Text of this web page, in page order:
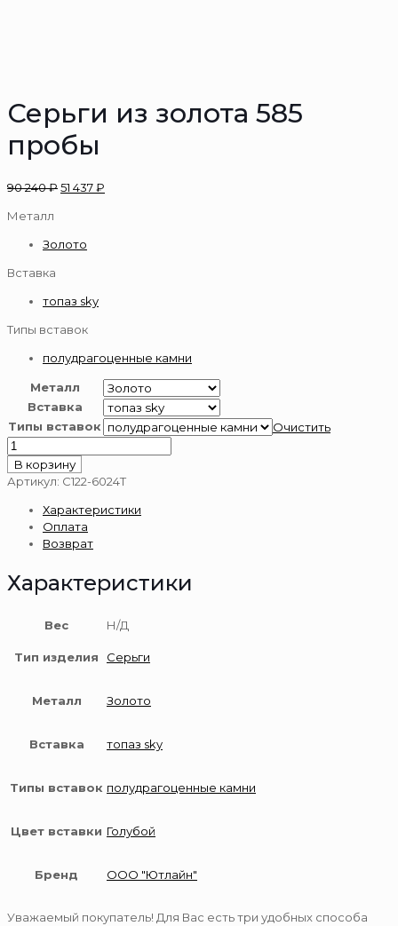
Серьги из золота 585
пробы
90 240₽51 437₽
Металл
Золото
Вставка
топаз sky
Типы вставок
полудрагоценные камни
Металл
Вставка
Типы вставок
Очистить
Количество
товара
Серьги
золота
пробы
В корзину
Артикул: С122-6024Т
Характеристики
Оплата
Возврат
Характеристики
Вес Н/Д
Тип изделия Серьги
Металл Золото
Вставка топаз sky
Типы вставок полудрагоценные камни
Цвет вставки Голубой
Бренд ООО "Ютлайн"
Уважаемый покупатель! Для Вас есть три удобных способа